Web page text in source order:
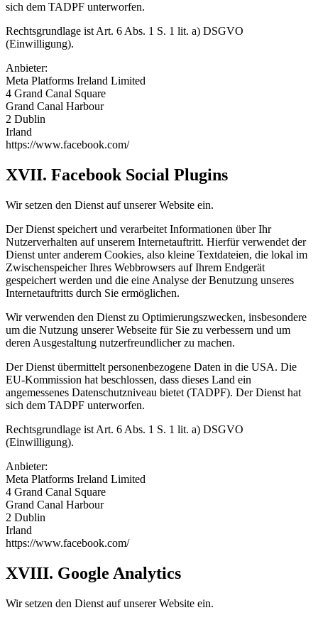
sich dem TADPF unterworfen.
Rechtsgrundlage ist Art. 6 Abs. 1 S. 1 lit. a) DSGVO
(Einwilligung).
Anbieter:
Meta Platforms Ireland Limited
4 Grand Canal Square
Grand Canal Harbour
2 Dublin
Irland
https://www.facebook.com/
XVII. Facebook Social Plugins
Wir setzen den Dienst auf unserer Website ein.
Der Dienst speichert und verarbeitet Informationen über Ihr
Nutzerverhalten auf unserem Internetauftritt. Hierfür verwendet der
Dienst unter anderem Cookies, also kleine Textdateien, die lokal im
Zwischenspeicher Ihres Webbrowsers auf Ihrem Endgerät
gespeichert werden und die eine Analyse der Benutzung unseres
Internetauftritts durch Sie ermöglichen.
Wir verwenden den Dienst zu Optimierungszwecken, insbesondere
um die Nutzung unserer Webseite für Sie zu verbessern und um
deren Ausgestaltung nutzerfreundlicher zu machen.
Der Dienst übermittelt personenbezogene Daten in die USA. Die
EU-Kommission hat beschlossen, dass dieses Land ein
angemessenes Datenschutzniveau bietet (TADPF). Der Dienst hat
sich dem TADPF unterworfen.
Rechtsgrundlage ist Art. 6 Abs. 1 S. 1 lit. a) DSGVO
(Einwilligung).
Anbieter:
Meta Platforms Ireland Limited
4 Grand Canal Square
Grand Canal Harbour
2 Dublin
Irland
https://www.facebook.com/
XVIII. Google Analytics
Wir setzen den Dienst auf unserer Website ein.